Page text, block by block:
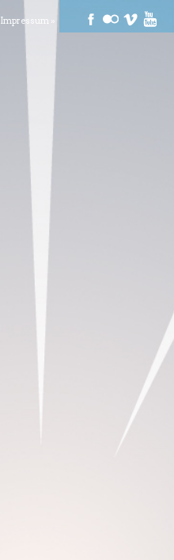
Impressum »